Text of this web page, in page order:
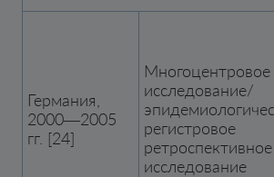
Германия,
2000—2005
гг. [24]
Многоцентровое
исследование/
регистровое
ретроспективное
исследование